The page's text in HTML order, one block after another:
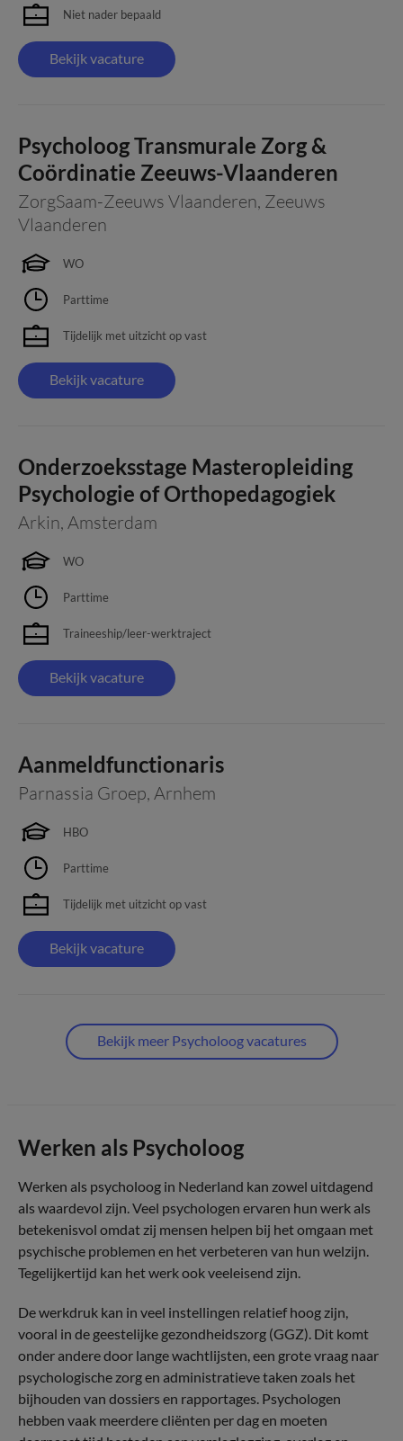
Niet nader bepaald
Bekijk vacature
Psycholoog Transmurale Zorg &
Coördinatie Zeeuws-Vlaanderen
ZorgSaam-Zeeuws Vlaanderen, Zeeuws
Vlaanderen
WO
Parttime
Tijdelijk met uitzicht op vast
Bekijk vacature
Onderzoeksstage Masteropleiding
Psychologie of Orthopedagogiek
Arkin, Amsterdam
WO
Parttime
Traineeship/leer-werktraject
Bekijk vacature
Aanmeldfunctionaris
Parnassia Groep, Arnhem
HBO
Parttime
Tijdelijk met uitzicht op vast
Bekijk vacature
Bekijk meer Psycholoog vacatures
Werken als Psycholoog
Werken als psycholoog in Nederland kan zowel uitdagend
als waardevol zijn. Veel psychologen ervaren hun werk als
betekenisvol omdat zij mensen helpen bij het omgaan met
psychische problemen en het verbeteren van hun welzijn.
Tegelijkertijd kan het werk ook veeleisend zijn.
De werkdruk kan in veel instellingen relatief hoog zijn,
vooral in de geestelijke gezondheidszorg (GGZ). Dit komt
onder andere door lange wachtlijsten, een grote vraag naar
psychologische zorg en administratieve taken zoals het
bijhouden van dossiers en rapportages. Psychologen
hebben vaak meerdere cliënten per dag en moeten